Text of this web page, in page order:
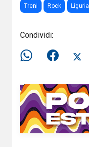
Treni Rock Liguria
Condividi: